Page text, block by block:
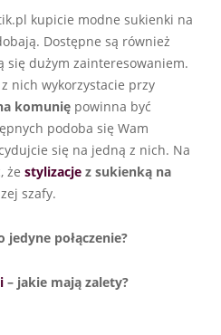
kupicie modne sukienki na
Dostępne są również
się dużym zainteresowaniem.
nich wykorzystacie przy
komunię powinna być
podoba się Wam
się na jedną z nich. Na
że stylizacje z sukienką na
szafy.
jedyne połączenie?
– jakie mają zalety?